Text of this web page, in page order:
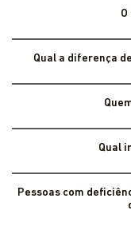
Qual a diferença
Qual
Pessoas com